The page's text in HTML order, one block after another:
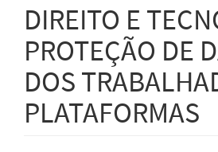
DIREITO E
PROTEÇÃO DE
DOS
PLATAFORMAS